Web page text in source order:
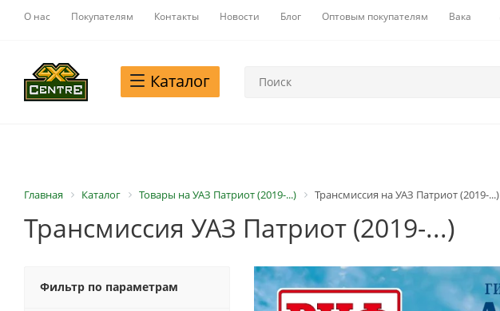
О нас Покупателям Контакты Новости Блог Оптовым покупателям Вакансии
Каталог
Главная Каталог Товары на УАЗ Патриот (2019-...) Трансмиссия на УАЗ Патриот (2019-...)
Трансмиссия УАЗ Патриот (2019-...)
Фильтр по параметрам